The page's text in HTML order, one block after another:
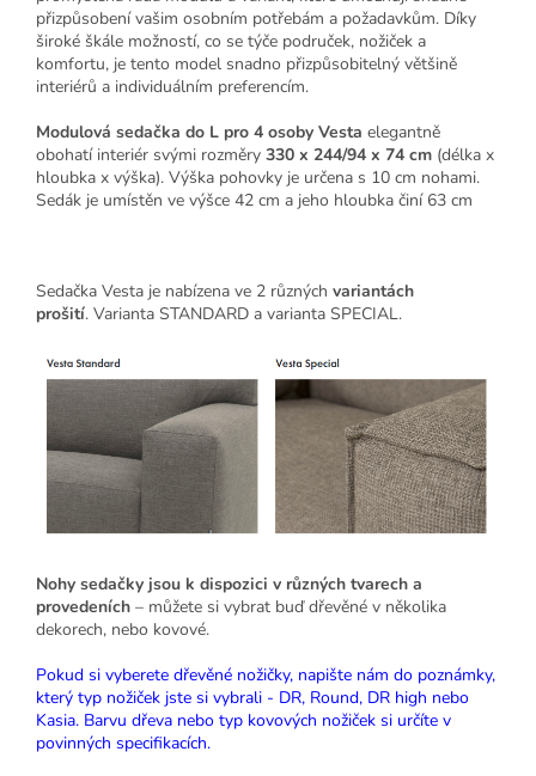
přizpůsobení vašim osobním potřebám a požadavkům. Díky
široké škále možností, co se týče područek, nožiček a
komfortu, je tento model snadno přizpůsobitelný většině
interiérů a individuálním preferencím.
Modulová sedačka do L pro 4 osoby Vesta elegantně
obohatí interiér svými rozměry 330 x 244/94 x 74 cm (délka x
hloubka x výška). Výška pohovky je určena s 10 cm nohami.
Sedák je umístěn ve výšce 42 cm a jeho hloubka činí 63 cm
Sedačka Vesta je nabízena ve 2 různých variantách
prošití. Varianta STANDARD a varianta SPECIAL.
Nohy sedačky jsou k dispozici v různých tvarech a
provedeních – můžete si vybrat buď dřevěné v několika
dekorech, nebo kovové.
Pokud si vyberete dřevěné nožičky, napište nám do poznámky,
který typ nožiček jste si vybrali - DR, Round, DR high nebo
Kasia. Barvu dřeva nebo typ kovových nožiček si určíte v
povinných specifikacích.